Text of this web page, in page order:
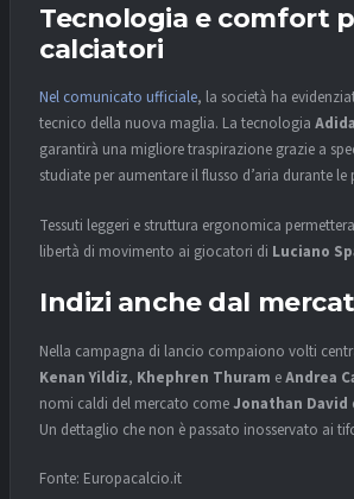
Tecnologia e comfort
calciatori
Nel comunicato ufficiale, la società ha
tecnico della nuova maglia. La tecnologia
garantirà una migliore traspirazione grazie a
studiate per aumentare il flusso d’aria durante le
Tessuti leggeri e struttura ergonomica
libertà di movimento ai giocatori di Luciano
Indizi anche dal
Nella campagna di lancio compaiono volti
Kenan Yildiz, Khephren Thuram eAndrea
nomi caldi del mercato comeJonathan David
Un dettaglio che non è passato inosservato ai
Fonte: Europacalcio.it